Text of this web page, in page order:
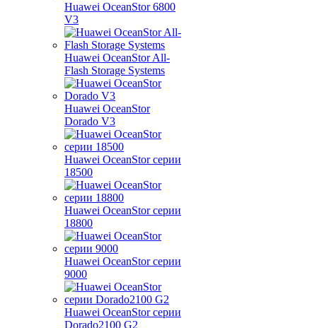
Huawei OceanStor 6800
V3
Huawei OceanStor All-
Flash Storage Systems
Huawei OceanStor
Dorado V3
Huawei OceanStor серии
18500
Huawei OceanStor серии
18800
Huawei OceanStor серии
9000
Huawei OceanStor серии
Dorado2100 G2